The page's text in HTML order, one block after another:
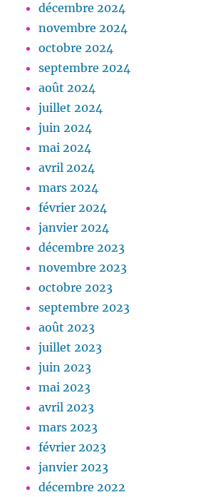
décembre 2024
novembre 2024
octobre 2024
septembre 2024
août 2024
juillet 2024
juin 2024
mai 2024
avril 2024
mars 2024
février 2024
janvier 2024
décembre 2023
novembre 2023
octobre 2023
septembre 2023
août 2023
juillet 2023
juin 2023
mai 2023
avril 2023
mars 2023
février 2023
janvier 2023
décembre 2022